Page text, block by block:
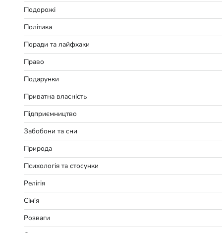
Подорожі
Політика
Поради та лайфхаки
Право
Подарунки
Приватна власність
Підприємництво
Забобони та сни
Природа
Психологія та стосунки
Релігія
Сім'я
Розваги